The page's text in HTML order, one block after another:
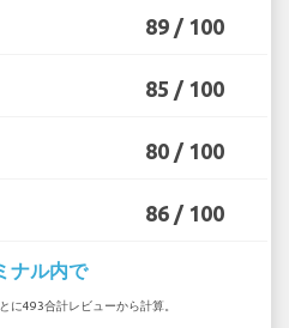
89 / 100
85 / 100
80 / 100
86 / 100
ナル内で
に493合計レビューから計算。